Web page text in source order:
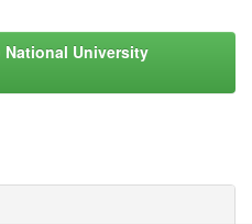
National University